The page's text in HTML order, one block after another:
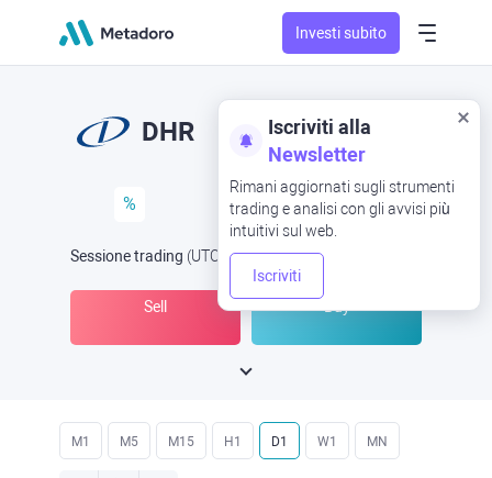
Investi subito
Iscriviti alla
Newsletter
Rimani aggiornati sugli strumenti
trading e analisi con gli avvisi più
intuitivi sul web.
Iscriviti
DHR
%
Sessione trading (UTC ) -Aperta oraalle
Sell Buy
M1 M5 M15 H1 D1 W1 MN